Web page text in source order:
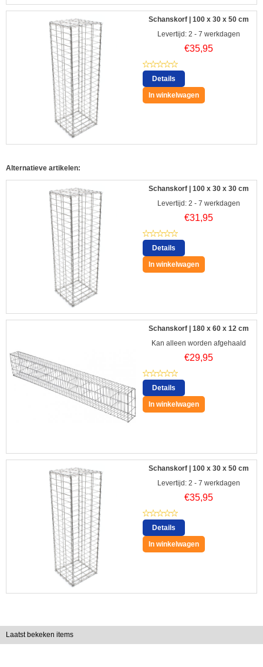
Schanskorf | 100 x 30 x 50 cm
Levertijd: 2 - 7 werkdagen
€35,95
Details
In winkelwagen
Alternatieve artikelen:
Schanskorf | 100 x 30 x 30 cm
Levertijd: 2 - 7 werkdagen
€31,95
Details
In winkelwagen
Schanskorf | 180 x 60 x 12 cm
Kan alleen worden afgehaald
€29,95
Details
In winkelwagen
Schanskorf | 100 x 30 x 50 cm
Levertijd: 2 - 7 werkdagen
€35,95
Details
In winkelwagen
Laatst bekeken items